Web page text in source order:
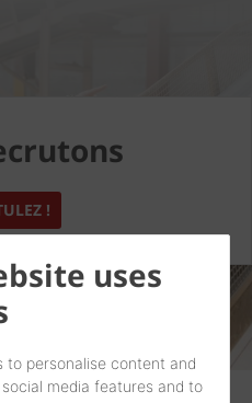
uses
to personalise content and
media features and to
!